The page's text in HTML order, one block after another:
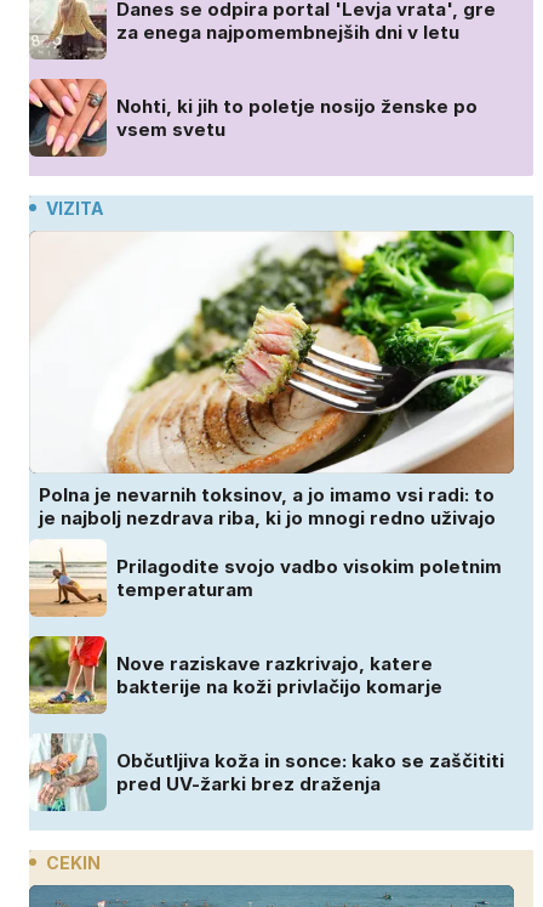
Danes se odpira portal 'Levja vrata', gre
za enega najpomembnejših dni v letu
Nohti, ki jih to poletje nosijo ženske po
vsem svetu
VIZITA
Polna je nevarnih toksinov, a jo imamo vsi radi: to
je najbolj nezdrava riba, ki jo mnogi redno uživajo
Prilagodite svojo vadbo visokim poletnim
temperaturam
Nove raziskave razkrivajo, katere
bakterije na koži privlačijo komarje
Občutljiva koža in sonce: kako se zaščititi
pred UV-žarki brez draženja
CEKIN